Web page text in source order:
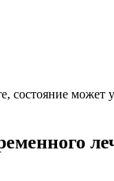
, состояние может